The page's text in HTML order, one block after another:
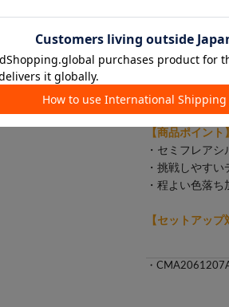
腰回りから太
入れやすいバ
柔らかく馴染み
普段デニムを
のデニムとして
【商品ポイント】
・セミフレア
・挑戦しやすい
・程よい色落
【セットアップ
・